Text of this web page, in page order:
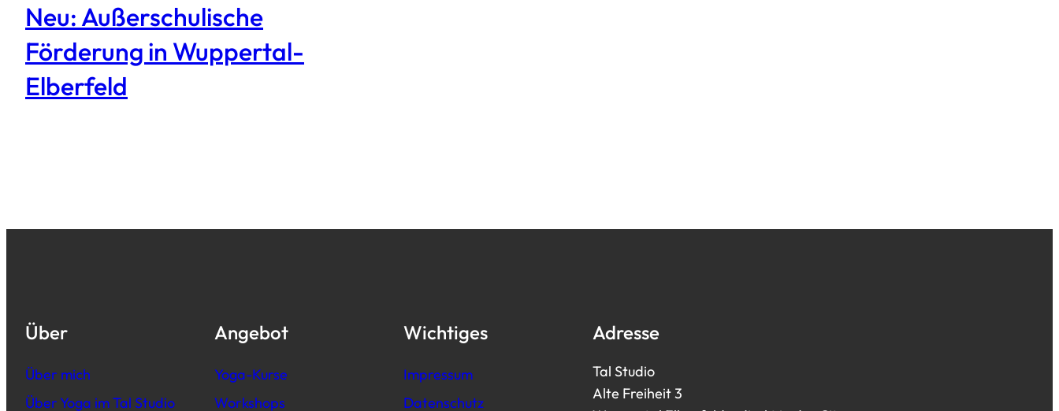
Neu: Außerschulische
Förderung in Wuppertal-
Elberfeld
Über
Über mich
Über Yoga im Tal Studio
Angebot
Yoga-Kurse
Workshops
Wichtiges
Impressum
Datenschutz
Adresse
Tal Studio
Alte Freiheit 3